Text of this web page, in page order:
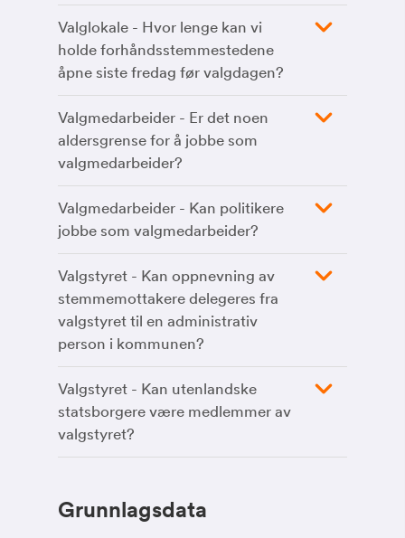
Valglokale - Hvor lenge kan vi
holde forhåndsstemmestedene
åpne siste fredag før valgdagen?
Valgmedarbeider - Er det noen
aldersgrense for å jobbe som
valgmedarbeider?
Valgmedarbeider - Kan politikere
jobbe som valgmedarbeider?
Valgstyret - Kan oppnevning av
stemmemottakere delegeres fra
valgstyret til en administrativ
person i kommunen?
Valgstyret - Kan utenlandske
statsborgere være medlemmer av
valgstyret?
Grunnlagsdata